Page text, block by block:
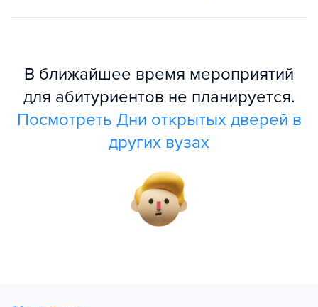
В ближайшее время мероприятий
для абитуриентов не планируется.
Посмотреть Дни открытых дверей в
других вузах